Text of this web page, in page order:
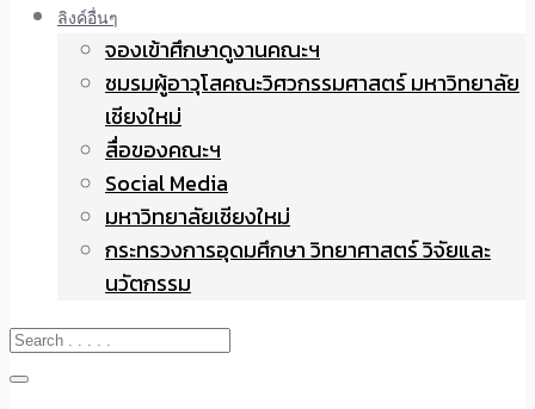
ลิงค์อื่นๆ
จองเข้าศึกษาดูงานคณะฯ
ชมรมผู้อาวุโสคณะวิศวกรรมศาสตร์ มหาวิทยาลัย
เชียงใหม่
สื่อของคณะฯ
Social Media
มหาวิทยาลัยเชียงใหม่
กระทรวงการอุดมศึกษา วิทยาศาสตร์ วิจัยและ
นวัตกรรม